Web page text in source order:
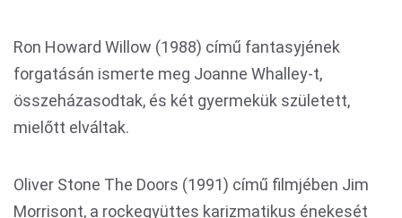
Ron Howard Willow (1988) című fantasyjének
forgatásán ismerte meg Joanne Whalley-t,
összeházasodtak, és két gyermekük született,
mielőtt elváltak.
Oliver Stone The Doors (1991) című filmjében Jim
Morrisont, a rockegyüttes karizmatikus énekesét